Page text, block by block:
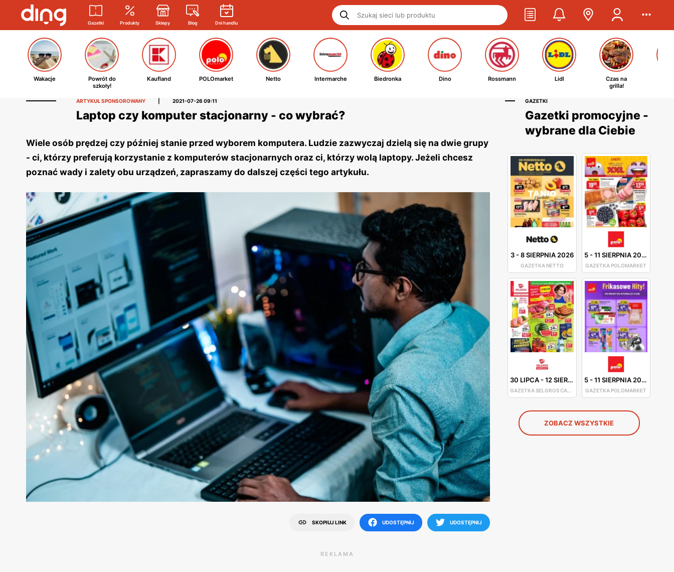
Gazetki Produkty Sklepy Blog Dni handlu
Wakacje
Powrót do
szkoły!
Kaufland POLOmarket Netto Intermarche Biedronka Dino Rossmann Lidl
Czas na
grilla!
ARTYKUŁ SPONSOROWANY 2021-07-26 09:11
Laptop czy komputer stacjonarny - co wybrać?
Wiele osób prędzej czy później stanie przed wyborem komputera. Ludzie zazwyczaj dzielą się na dwie grupy
- ci, którzy preferują korzystanie z komputerów stacjonarnych oraz ci, którzy wolą laptopy. Jeżeli chcesz
poznać wady i zalety obu urządzeń, zapraszamy do dalszej części tego artykułu.
SKOPIUJ LINK UDOSTĘPNIJ UDOSTĘPNIJ
GAZETKI
Gazetki promocyjne -
wybrane dla Ciebie
3-8 SIERPNIA 2026
GAZETKA NETTO
5-11 SIERPNIA 2026
GAZETKA POLOMARKET
30 LIPCA-12 SIERPNIA 2026
GAZETKA SELGROS CASH&CARRY
5-11 SIERPNIA 2026
GAZETKA POLOMARKET
ZOBACZ WSZYSTKIE
REKLAMA